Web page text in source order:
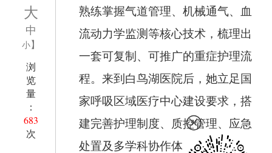
大
中
小】
浏
览
量
：
683
次
熟练掌握气道管理、机械通气、血
流动力学监测等核心技术，梳理出
一套可复制、可推广的重症护理流
程。来到白鸟湖医院后，她立足国
家呼吸区域医疗中心建设要求，搭
建完善护理制度、质控管理、应急
处置及多学科协作体系，快速为新